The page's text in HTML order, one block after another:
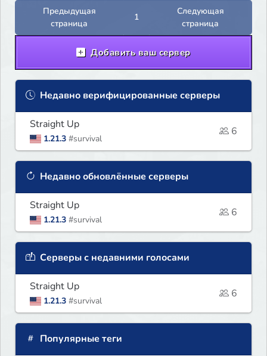
Предыдущая
страница
1
Следующая
страница
Добавить ваш сервер
Недавно верифицированные серверы
Straight Up
1.21.3 #survival
6
Недавно обновлённые серверы
Straight Up
1.21.3 #survival
6
Серверы с недавними голосами
Straight Up
1.21.3 #survival
6
Популярные теги